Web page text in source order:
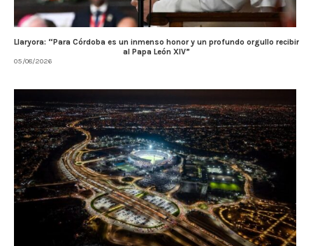
Llaryora: “Para Córdoba es un inmenso honor y un profundo orgullo recibir
al Papa León XIV”
05/08/2026